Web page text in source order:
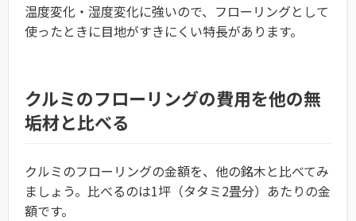
温度変化・湿度変化に強いので、フローリングとして
使ったときに目地がすきにくい特長があります。
クルミのフローリングの費用を他の無
垢材と比べる
クルミのフローリングの金額を、他の銘木と比べてみ
ましょう。比べるのは1坪（タタミ2畳分）あたりの金
額です。